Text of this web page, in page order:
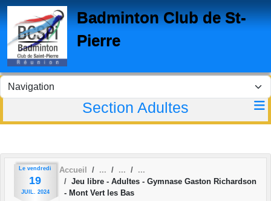
Badminton Club de St-
Pierre
Section Adultes
Le vendredi
19
JUIL. 2024
Accueil
Jeu libre - Adultes - Gymnase Gaston Richardson
- Mont Vert les Bas
Panneau de gestion des cookies